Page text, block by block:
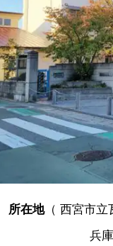
所在地（ 西宮市立
兵